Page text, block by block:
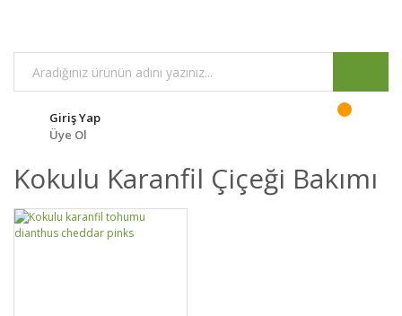
Giriş Yap
Üye Ol
Kokulu Karanfil Çiçeği Bakımı